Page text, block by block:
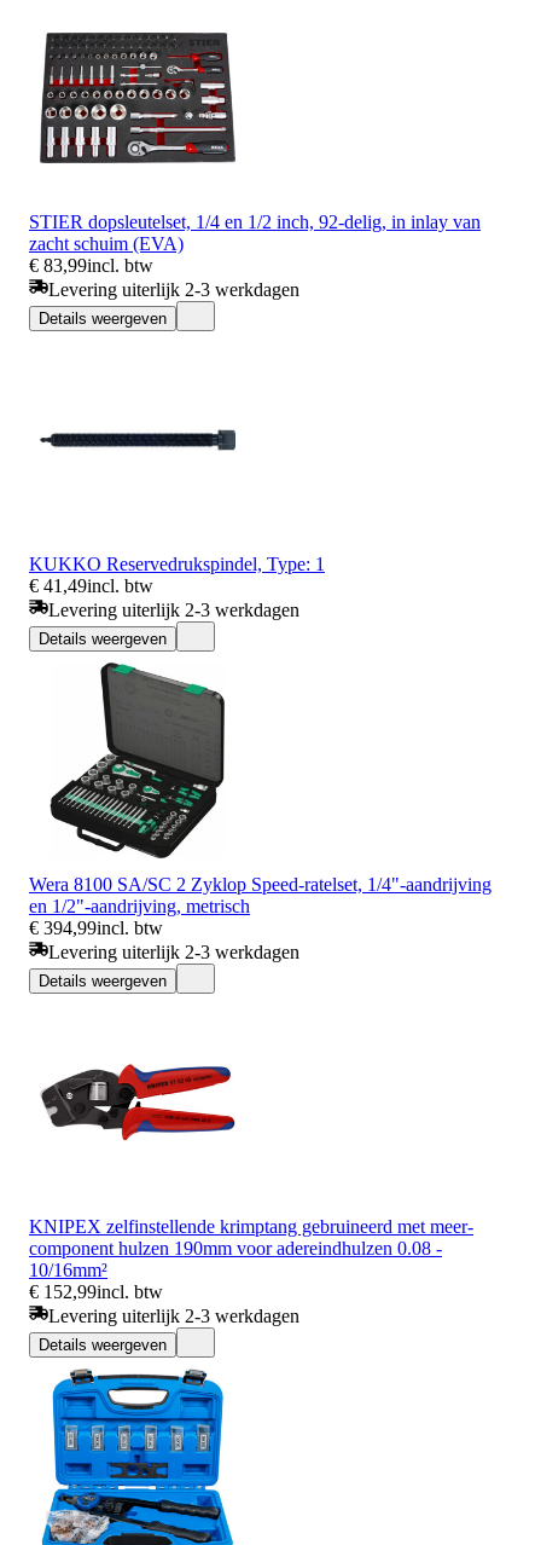
STIER dopsleutelset, 1/4 en 1/2 inch, 92-delig, in inlay van
zacht schuim (EVA)
€ 83,99incl. btw
Levering uiterlijk 2-3 werkdagen
Details weergeven
KUKKO Reservedrukspindel, Type: 1
€ 41,49incl. btw
Levering uiterlijk 2-3 werkdagen
Details weergeven
Wera 8100 SA/SC 2 Zyklop Speed-ratelset, 1/4"-aandrijving
en 1/2"-aandrijving, metrisch
€ 394,99incl. btw
Levering uiterlijk 2-3 werkdagen
Details weergeven
KNIPEX zelfinstellende krimptang gebruineerd met meer-
component hulzen 190mm voor adereindhulzen 0.08 -
10/16mm²
€ 152,99incl. btw
Levering uiterlijk 2-3 werkdagen
Details weergeven